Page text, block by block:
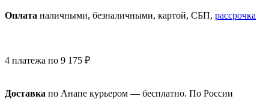
Оплата наличными, безналичными, картой, СБП, рассрочка
4 платежа по 9 175 ₽
Доставка по Анапе курьером — бесплатно. По России